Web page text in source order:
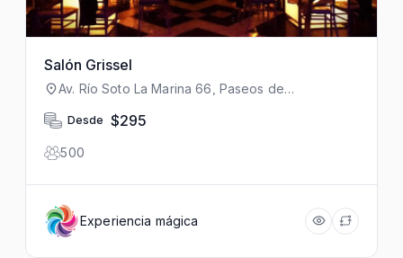
Salón Grissel
Av. Río Soto La Marina 66, Paseos de
México, CDMX, México
Desde $295
500
Experiencia mágica